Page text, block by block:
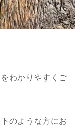
わかりやすくご
のような方にお